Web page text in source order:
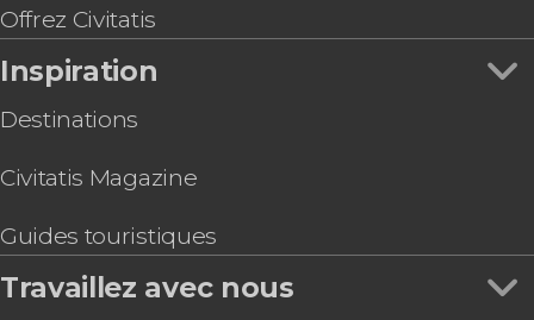
Balade privée en calèche dans Central Park
Offrez Civitatis
Inspiration
Destinations
Civitatis Magazine
Guides touristiques
Travaillez avec nous